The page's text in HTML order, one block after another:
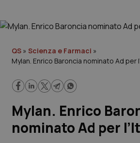
Cronache
Lavoro e Professioni
QS » Scienza e Farmaci »
Mylan. Enrico Baroncia nominato Ad per
Mylan. Enrico
nominato Ad per